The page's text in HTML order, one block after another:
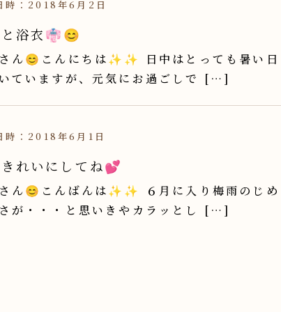
時：2018年6月2日
浴衣👘😊
ん😊こんにちは✨✨ 日中はとっても暑い日
ていますが、元気にお過ごしで […]
時：2018年6月1日
れいにしてね💕
ん😊こんばんは✨✨ ６月に入り梅雨のじめ
が・・・と思いきやカラッとし […]